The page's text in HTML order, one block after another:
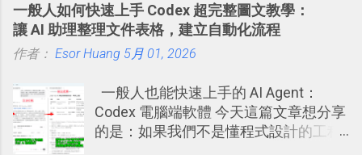
學。 2015/6/13 新增： 免費專案管理軟
體推薦！困難計畫簡單管理 13 種工具
2016 年新增 ： 如何將 Trello 切換到繁
2016/7/7 新增 ： 如何活用 Trello 記
帳？我的理財計畫心得與看板範本
2016/7/13 新增： 如何將網頁資料快速
置。不過有一項很實用的設定是新增
的， 那就是可以 事先審查 朋友「標籤
你」的內容，決定要不要讓其他朋友看
標籤在他的訊息中，或是想把你標籤在
相片圖片裡，現在你都多了一個「事先
審查」的機制，可以決定這些你被標籤
一般人如何快速上手 Codex 超完整圖文教學：
讓 AI 助理整理文件表格，建立自動化流程
作者： Esor Huang 5月 01, 2026
一般人也能快速上手的 AI Agent：
Codex 電腦端軟體 今天這篇文章想分享
的是：如果我們不是懂程式設計的工程